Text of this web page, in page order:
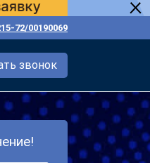
72/00190069
звонок